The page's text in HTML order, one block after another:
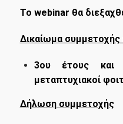
To webinar θα
Δικαίωμα συμμετοχής
3ουέτους και
μεταπτυχιακοί
Δήλωση συμμετοχής